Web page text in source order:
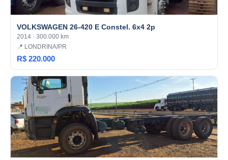
VOLKSWAGEN 26-420 E Constel. 6x4 2p
2014 · 300.000 km
📍 LONDRINA/PR
R$ 220.000